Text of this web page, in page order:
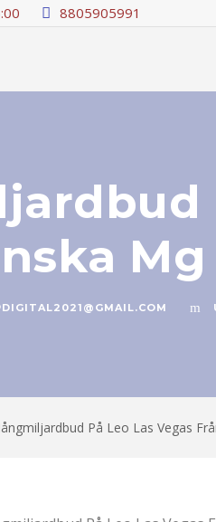
8805905991
Mg
På Leo Las Vegas